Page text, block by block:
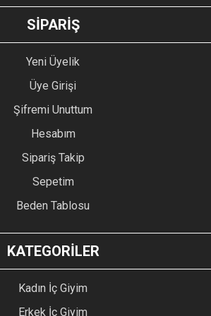
GÖNDER
SİPARİŞ
Yeni Üyelik
Üye Girişi
Şifremi Unuttum
Hesabım
Sipariş Takip
Sepetim
Beden Tablosu
KATEGORİLER
Kadın İç Giyim
Erkek İç Giyim